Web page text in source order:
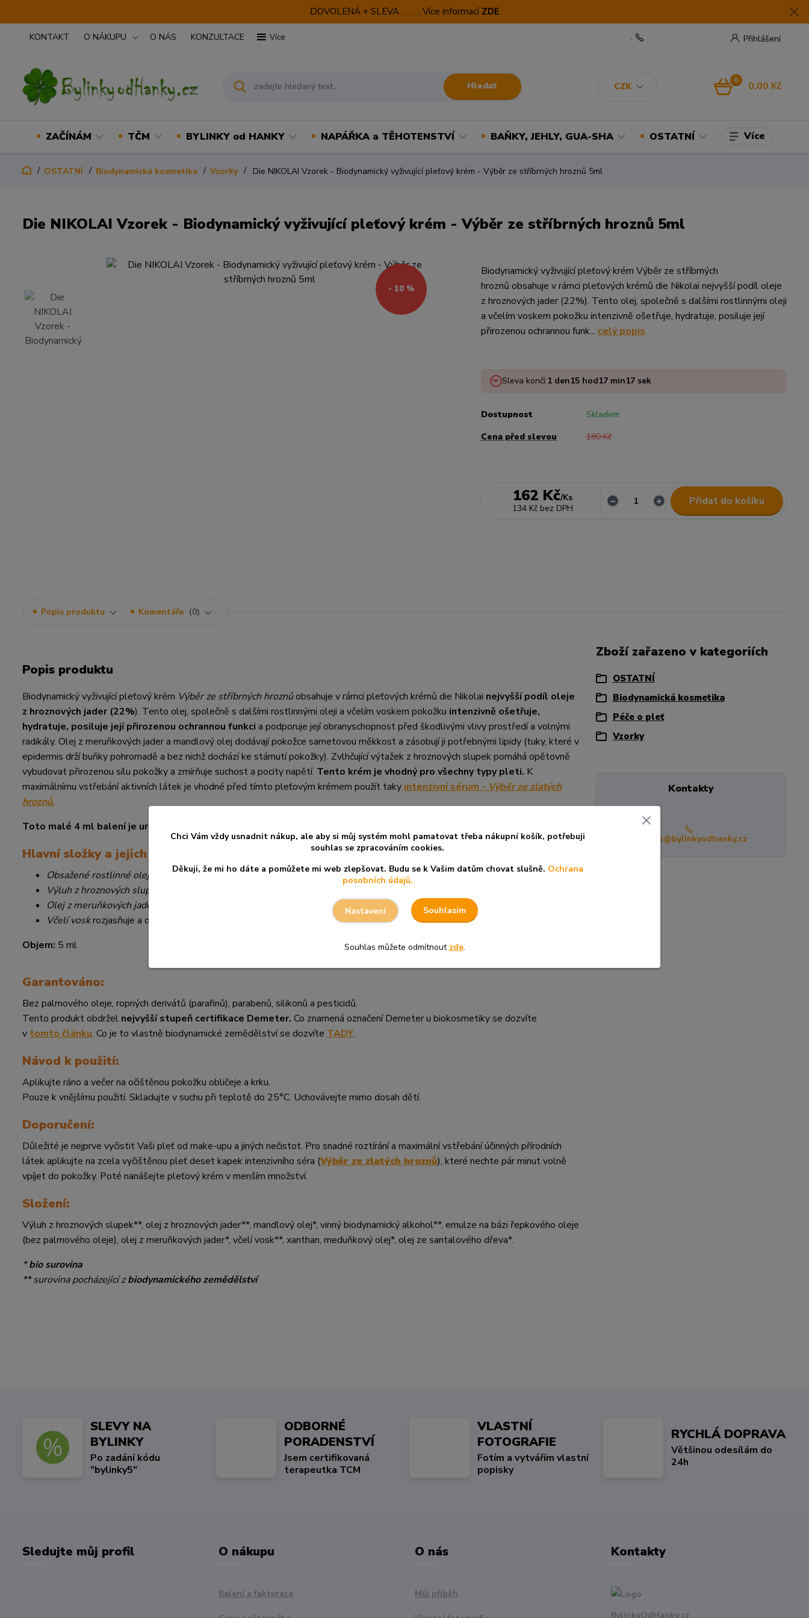
DOVOLENÁ + SLEVA . . . . . Více informací ZDE
KONTAKT O NÁKUPU O NÁS KONZULTACE Více
CZK
Přihlášení
Hledat
.
0 0,00 Kč
ZAČÍNÁM TČM BYLINKY od HANKY NAPÁŘKA a TĚHOTENSTVÍ BAŇKY, JEHLY, GUA-SHA OSTATNÍ Více
OSTATNÍ Biodynamická kosmetika Vzorky Die NIKOLAI Vzorek - Biodynamický vyživující pleťový krém - Výběr ze stříbrných hroznů 5ml
Die NIKOLAI Vzorek - Biodynamický vyživující pleťový krém - Výběr ze stříbrných hroznů 5ml
- 10 %
Biodynamický vyživující pleťový krém Výběr ze stříbrných
hroznů obsahuje v rámci pleťových krémů die Nikolai nejvyšší podíl oleje
z hroznových jader (22%). Tento olej, společně s dalšími rostlinnými oleji
a včelím voskem pokožku intenzivně ošetřuje, hydratuje, posiluje její
přirozenou ochrannou funk... celý popis
Sleva končí:1 den15 hod17 min16 sek
Dostupnost
Skladem
Cena před slevou
180 Kč
162 Kč/Ks
134 Kč bez DPH
Přidat do košíku
Popis produktu Komentáře 0
Popis produktu
Biodynamický vyživující pleťový krém Výběr ze stříbrných hroznůobsahuje v rámci pleťových krémů die Nikolai nejvyšší podíl oleje
z hroznových jader (22%). Tento olej, společně s dalšími rostlinnými oleji a včelím voskem pokožku intenzivně ošetřuje,
hydratuje, posiluje její přirozenou ochrannou funkci a podporuje její obranyschopnost před škodlivými vlivy prostředí a volnými
radikály. Olej z meruňkových jader a mandlový olej dodávají pokožce sametovou měkkost a zásobují ji potřebnými lipidy (tuky, které v
epidermis drží buňky pohromadě a bez nichž dochází ke stárnutí pokožky). Zvlhčující výtažek z hroznových slupek pomáhá opětovně
vybudovat přirozenou sílu pokožky a zmírňuje suchost a pocity napětí. Tento krém je vhodný pro všechny typy pleti. K
maximálnímu vstřebání aktivních látek je vhodné před tímto pleťovým krémem použít taky intenzivní sérum - Výběr ze zlatých
hroznů.
Toto malé 4 ml balení je určeno k otestování snášenlivosti, ale také jako cestovní balení.
Hlavní složky a jejich účinek:
Obsažené rostlinné oleje
vyživují náročnou pleť a dodávají jí pružnost
Výluh z hroznových slupek
Olej z meruňkových jader
rozjasňuje pokožku a dodává ji přirozený zdravý vzhled
Včelí voskrozjasňuje a ochraňuje pokožku
Objem: 5 ml
Garantováno:
Bez palmového oleje, ropných derivátů (parafinů), parabenů, silikonů a pesticidů.
Tento produkt obdržel nejvyšší stupeň certifikace Demeter. Co znamená označení Demeter u biokosmetiky se dozvíte
v tomto článku. Co je to vlastně biodynamické zemědělství se dozvíte TADY.
Návod k použití:
Aplikujte ráno a večer na očištěnou pokožku obličeje a krku.
Pouze k vnějšímu použití. Skladujte v suchu při teplotě do 25°C. Uchovávejte mimo dosah dětí.
Doporučení:
Důležité je nejprve vyčistit Vaši pleť od make-upu a jiných nečistot. Pro snadné roztírání a maximální vstřebání účinných přírodních
látek aplikujte na zcela vyčištěnou pleť deset kapek intenzivního séra (Výběr ze zlatých hroznů), které nechte pár minut volně
vpíjet do pokožky. Poté nanášejte pleťový krém v menším množství.
Složení:
Výluh z hroznových slupek**, olej z hroznových jader**, mandlový olej*, vinný biodynamický alkohol**, emulze na bázi řepkového oleje
(bez palmového oleje), olej z meruňkových jader*, včelí vosk**, xanthan, meduňkový olej*, olej ze santalového dřeva*.
*bio surovina
** surovina pocházející zbiodynamického zemědělství
Zboží zařazeno v kategoriích
OSTATNÍ
Biodynamická kosmetika
Péče o pleť
Vzorky
Kontakty
info@bylinkyodhanky.cz
SLEVY NA
BYLINKY
Po zadání kódu
"bylinky5"
ODBORNÉ
PORADENSTVÍ
Jsem certifikovaná
terapeutka TCM
VLASTNÍ
FOTOGRAFIE
Fotím a vytvářím vlastní
popisky
RYCHLÁ DOPRAVA
Většinou odesílám do
24h
Sledujte můj profil O nákupu
Balení a fakturace
O nás
Můj příběh
Kontakty
BylinkyOdHanky.cz
Chci Vám vždy usnadnit nákup, ale aby si můj systém mohl pamatovat třeba nákupní košík, potřebuji
souhlas se zpracováním cookies.
Děkuji, že mi ho dáte a pomůžete mi web zlepšovat. Budu se k Vašim datům chovat slušně. Ochrana
posobních údajů.
Nastavení Souhlasím
Souhlas můžete odmítnout zde.